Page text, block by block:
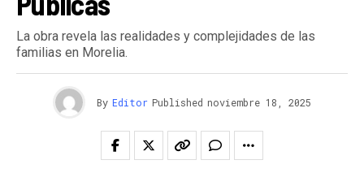
La obra revela las realidades y complejidades de las
familias en Morelia.
By Editor Published noviembre 18, 2025